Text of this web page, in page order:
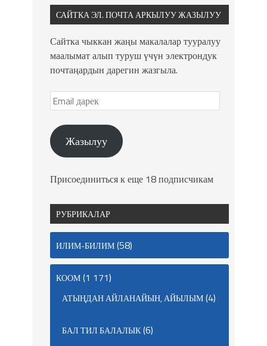
САЙТКА ЭЛ. ПОЧТА АРКЫЛУУ ЖАЗЫЛУУ
Сайтка чыккан жаңы макалалар тууралуу
маалымат алып туруш үчүн электрондук
почтаңардын дарегин жазгыла.
Жазылуу
Присоединиться к еще 18 подписчикам
РУБРИКАЛАР
ИЛИМ-БИЛИМ(58)
КООМ(1 171)
АТЫҢДАН АЙЛАНАЙЫН, АЙЫЛЫМ(4)
БАЛ ТИЛ БАЛАЛЫК(6)